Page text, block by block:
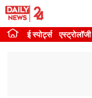
Skip
contentई स्पोर्ट्स एस्ट्रोलॉजी